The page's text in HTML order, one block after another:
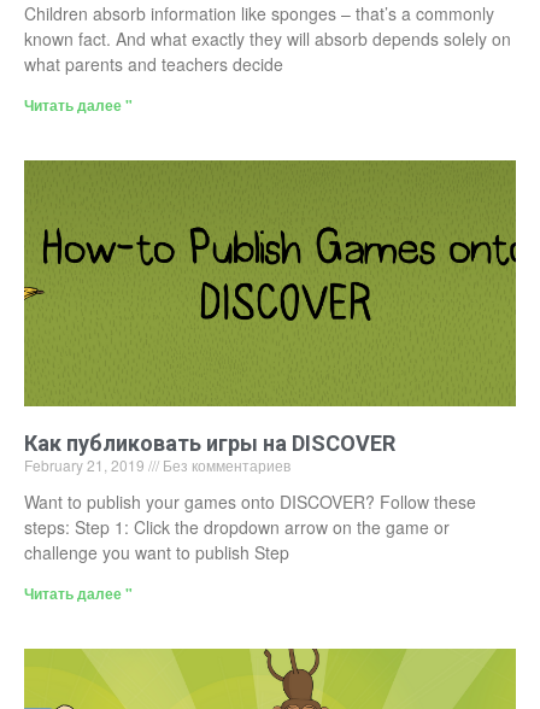
Children absorb information like sponges – that’s a commonly
known fact. And what exactly they will absorb depends solely on
what parents and teachers decide
Читать далее "
Как публиковать игры на DISCOVER
February 21, 2019 Без комментариев
Want to publish your games onto DISCOVER? Follow these
steps: Step 1: Click the dropdown arrow on the game or
challenge you want to publish Step
Читать далее "